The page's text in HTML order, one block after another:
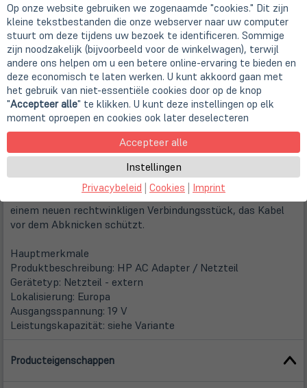
Beschrijving
Herstellerinformationen
Mit einem HP Wechselstromnetzteil versorgen Sie Ihr HP
Notebook optimal mit Energie und gleichen außerdem
Stromschwankungen aus. Profitieren Sie jetzt auch von
einem neuen rechtwinkligen Verbindungsstück, das Kabel
vor dem Abknicken schützt.
Hauptmerkmale
Produktbeschreibung: HP AC Adapter / Netzteil
Gerätetyp: Netzteil - extern
Lokalisierung: Europa
Ausgangsspannung: 19 V
Leistungskapazität: siehe Variante
Producteigenschappen
Op onze website gebruiken we zogenaamde "cookies." Dit zijn
kleine tekstbestanden die onze webserver naar uw computer
stuurt om deze tijdens uw bezoek te identificeren. Sommige
zijn noodzakelijk (bijvoorbeeld voor de winkelwagen), terwijl
andere ons helpen om u een betere online-ervaring te bieden en
deze economisch te laten werken. U kunt akkoord gaan met
het gebruik van niet-essentiële cookies door op de knop
"Accepteer alle" te klikken. U kunt deze instellingen op elk
moment oproepen en cookies ook later deselecteren
Accepteer alle
Instellingen
Privacybeleid | Cookies | Imprint